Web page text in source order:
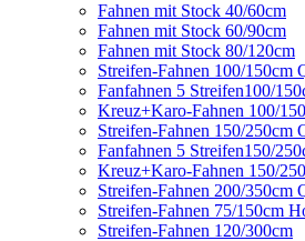
Fahnen mit Stock 40/60cm
Fahnen mit Stock 60/90cm
Fahnen mit Stock 80/120cm
Streifen-Fahnen 100/150cm
Fanfahnen 5 Streifen100/
Kreuz+Karo-Fahnen 100/
Streifen-Fahnen 150/250cm
Fanfahnen 5 Streifen150/
Kreuz+Karo-Fahnen 150/
Streifen-Fahnen 200/350cm
Streifen-Fahnen 75/150cm
Streifen-Fahnen 120/300cm